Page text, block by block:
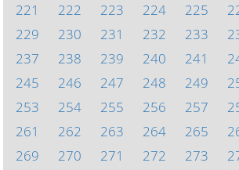
221
222 223 224 225
229
230 231 232 233
237
238 239 240 241
245
246 247 248 249
253
254 255 256 257
261
262 263 264 265
269
270 271 272 273